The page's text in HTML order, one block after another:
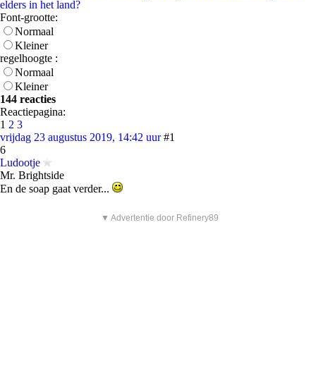
elders in het land?
Font-grootte:
Normaal
Kleiner
regelhoogte :
Normaal
Kleiner
144 reacties
Reactiepagina:
1 2 3
vrijdag 23 augustus 2019, 14:42 uur #1
6
Ludootje
Mr. Brightside
En de soap gaat verder...
▼ Advertentie door Refinery89